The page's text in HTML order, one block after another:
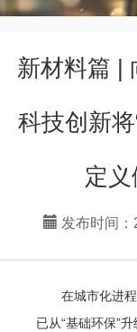
新材料篇 |
科技创新
定义
发布时间
在城市化进
已从“基础环保”